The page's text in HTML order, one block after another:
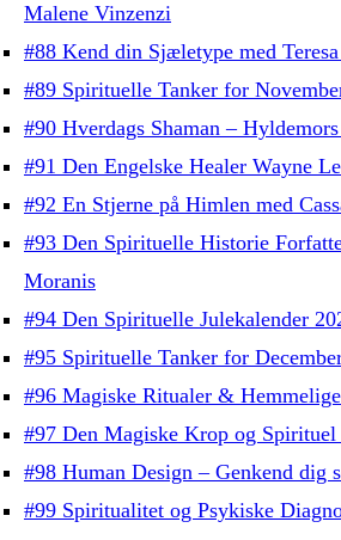
Malene Vinzenzi
#88 Kend din Sjæletype med
#89 Spirituelle Tanker for
#90 Hverdags Shaman –
#91 Den Engelske Healer Wayne
#92 En Stjerne på Himlen med
#93 Den Spirituelle Historie
Moranis
#94 Den Spirituelle Julekalender
#95 Spirituelle Tanker for
#96 Magiske Ritualer &
#97 Den Magiske Krop og Spirituel
#98 Human Design – Genkend dig
#99 Spiritualitet og Psykiske